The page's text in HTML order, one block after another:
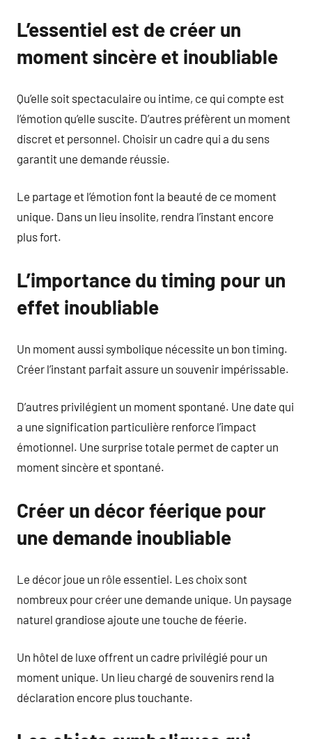
L’essentiel est de créer un
moment sincère et inoubliable
Qu’elle soit spectaculaire ou intime, ce qui compte est
l’émotion qu’elle suscite. D’autres préfèrent un moment
discret et personnel. Choisir un cadre qui a du sens
garantit une demande réussie.
Le partage et l’émotion font la beauté de ce moment
unique. Dans un lieu insolite, rendra l’instant encore
plus fort.
L’importance du timing pour un
effet inoubliable
Un moment aussi symbolique nécessite un bon timing.
Créer l’instant parfait assure un souvenir impérissable.
D’autres privilégient un moment spontané. Une date qui
a une signification particulière renforce l’impact
émotionnel. Une surprise totale permet de capter un
moment sincère et spontané.
Créer un décor féerique pour
une demande inoubliable
Le décor joue un rôle essentiel. Les choix sont
nombreux pour créer une demande unique. Un paysage
naturel grandiose ajoute une touche de féerie.
Un hôtel de luxe offrent un cadre privilégié pour un
moment unique. Un lieu chargé de souvenirs rend la
déclaration encore plus touchante.